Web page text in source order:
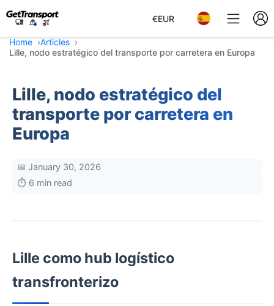
€EUR
Home
Articles
Lille, nodo estratégico del transporte por carretera en Europa
Lille, nodo estratégico del
transporte por carretera en
Europa
📅 January 30, 2026
⏱️ 6 min read
Lille como hub logístico
transfronterizo